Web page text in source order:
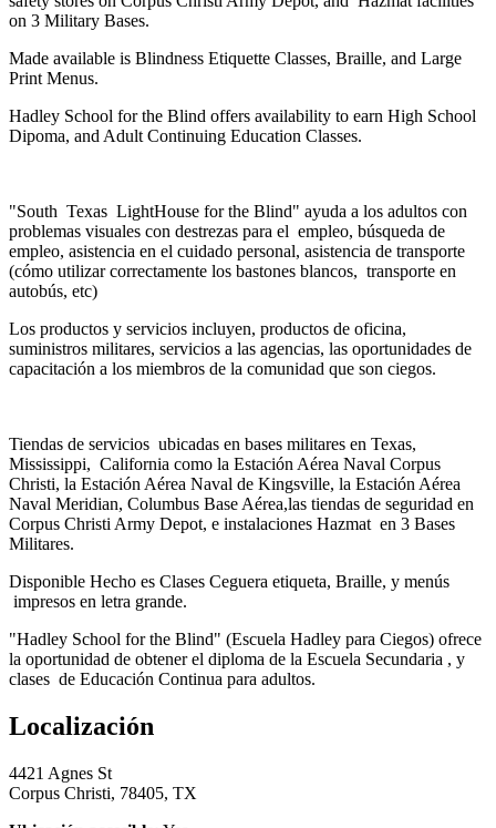
on 3 Military Bases.
Made available is Blindness Etiquette Classes, Braille, and Large
Print Menus.
Hadley School for the Blind offers availability to earn High School
Dipoma, and Adult Continuing Education Classes.
"South Texas LightHouse for the Blind" ayuda a los adultos con
problemas visuales con destrezas para el empleo, búsqueda de
empleo, asistencia en el cuidado personal, asistencia de transporte
(cómo utilizar correctamente los bastones blancos, transporte en
autobús, etc)
Los productos y servicios incluyen, productos de oficina,
suministros militares, servicios a las agencias, las oportunidades de
capacitación a los miembros de la comunidad que son ciegos.
Tiendas de servicios ubicadas en bases militares en Texas,
Mississippi, California como la Estación Aérea Naval Corpus
Christi, la Estación Aérea Naval de Kingsville, la Estación Aérea
Naval Meridian, Columbus Base Aérea,las tiendas de seguridad en
Corpus Christi Army Depot, e instalaciones Hazmat en 3 Bases
Militares.
Disponible Hecho es Clases Ceguera etiqueta, Braille, y menús
impresos en letra grande.
"Hadley School for the Blind" (Escuela Hadley para Ciegos) ofrece
la oportunidad de obtener el diploma de la Escuela Secundaria , y
clases de Educación Continua para adultos.
Localización
4421 Agnes St
Corpus Christi, 78405, TX